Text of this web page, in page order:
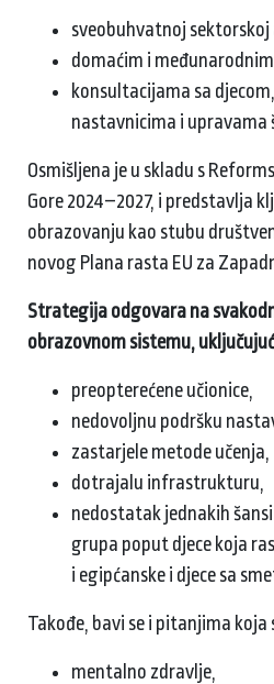
sveobuhvatnoj sektorskoj
domaćim i
konsultacijama sa
nastavnicima i upravama
Osmišljena je u skladu s
Gore 2024–2027, i predstavlja
obrazovanju kao stubu
novog Plana rasta EU za
Strategija odgovara na
obrazovnom sistemu,
preopterećene učionice,
nedovoljnu podršku
zastarjele metode učenja,
dotrajalu infrastrukturu,
nedostatak jednakih
grupa poput djece koja
i egipćanske i djece sa
Takođe, bavi se i pitanjima koja
mentalno zdravlje,